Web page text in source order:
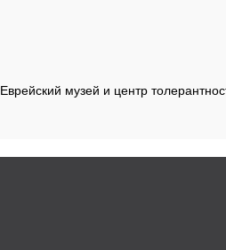
Еврейский музей и центр